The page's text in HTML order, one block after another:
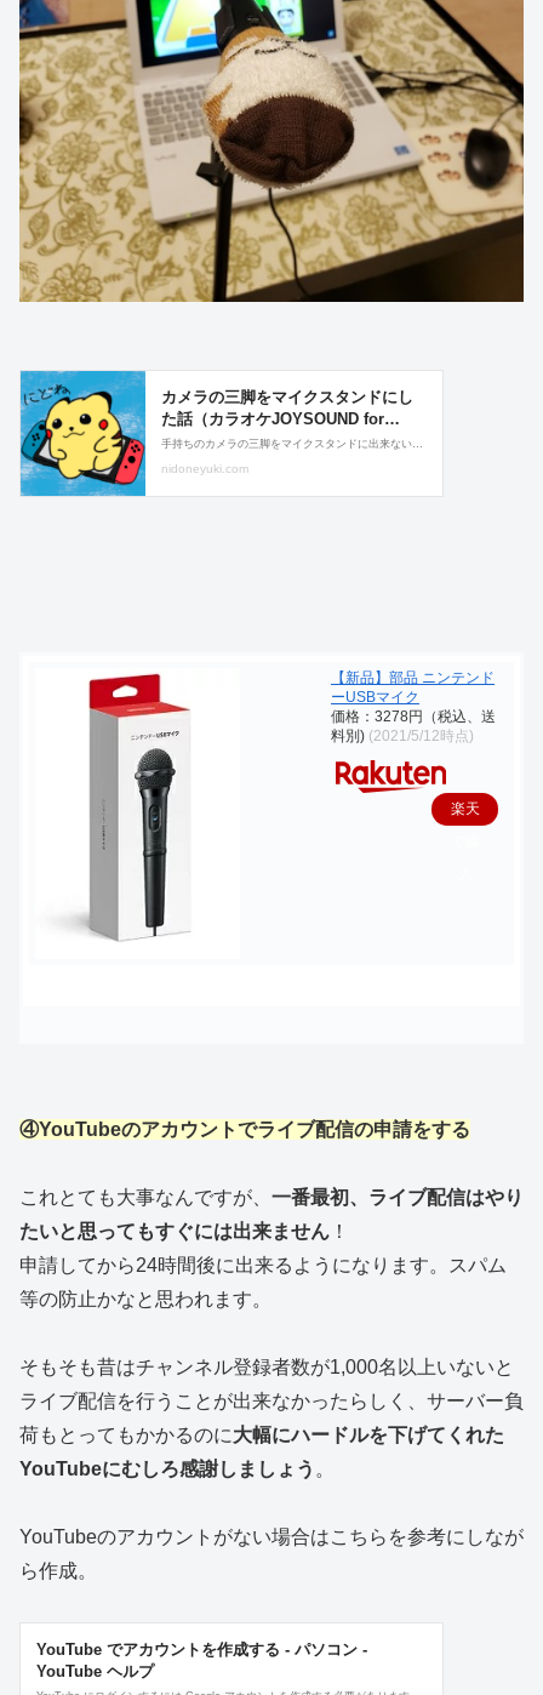
【新品】部品 ニンテンド
ーUSBマイク
価格：3278円（税込、送
料別) (2021/5/12時点)
楽天
④YouTubeのアカウントでライブ配信の申請をする
これとても大事なんですが、 一番最初、ライブ配信はやり
たいと思ってもすぐには出来ません ！
申請してから24時間後に出来るようになります。スパム
等の防止かなと思われます。
そもそも昔はチャンネル登録者数が1,000名以上いないと
ライブ配信を行うことが出来なかったらしく、サーバー負
荷もとってもかかるのに大幅にハードルを下げてくれた
YouTubeにむしろ感謝しましょう 。
YouTubeのアカウントがない場合はこちらを参考にしなが
ら作成。